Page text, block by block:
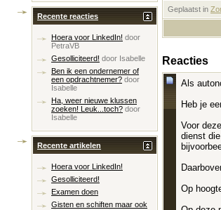
Geplaatst in
Reacties
Als
Heb je
Voor
dienst
Op
Recente reacties
Hoera voor LinkedIn! door
PetraVB
Gesolliciteerd! door Isabelle
Ben ik een ondernemer of
een opdrachtnemer? door
Isabelle
Ha, weer nieuwe klussen
zoeken! Leuk...toch? door
Isabelle
Recente artikelen
Hoera voor LinkedIn!
Gesolliciteerd!
Examen doen
Gisten en schiften maar ook